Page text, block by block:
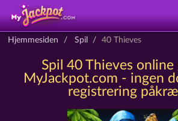
Hjemmesiden Spil 40 Thieves
Spil 40 Thieves online
MyJackpot.com - ingen
registrering